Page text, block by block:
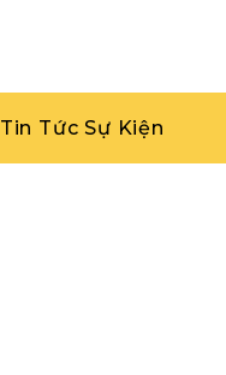
Tin Tức Sự Kiện